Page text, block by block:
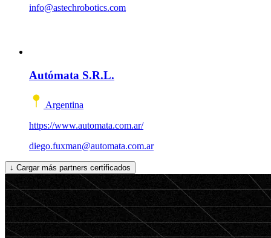
info@astechrobotics.com
Autómata S.R.L.
Argentina
https://www.automata.com.ar/
diego.fuxman@automata.com.ar
↓ Cargar más partners certificados